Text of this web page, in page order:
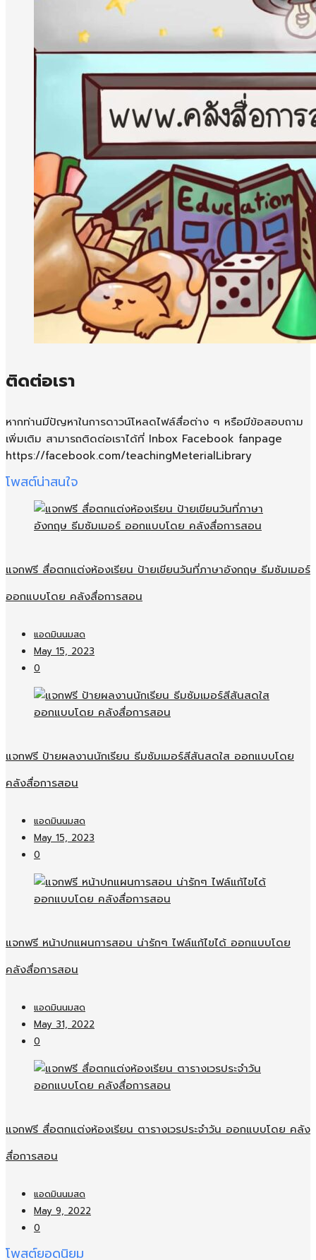
ติดต่อเรา
หากท่านมีปัญหาในการดาวน์โหลดไฟล์สื่อต่าง ๆ หรือมีข้อสอบถาม
เพิ่มเติม สามารถติดต่อเราได้ที่ Inbox Facebook fanpage
https://facebook.com/teachingMeterialLibrary
โพสต์น่าสนใจ
แจกฟรี สื่อตกแต่งห้องเรียน ป้ายเขียนวันที่ภาษาอังกฤษ ธีมซัมเมอร์
ออกแบบโดย คลังสื่อการสอน
แอดมินนมสด
May 15, 2023
0
แจกฟรี ป้ายผลงานนักเรียน ธีมซัมเมอร์สีสันสดใส ออกแบบโดย
คลังสื่อการสอน
แอดมินนมสด
May 15, 2023
0
แจกฟรี หน้าปกแผนการสอน น่ารักๆ ไฟล์แก้ไขได้ ออกแบบโดย
คลังสื่อการสอน
แอดมินนมสด
May 31, 2022
0
แจกฟรี สื่อตกแต่งห้องเรียน ตารางเวรประจำวัน ออกแบบโดย คลัง
สื่อการสอน
แอดมินนมสด
May 9, 2022
0
โพสต์ยอดนิยม